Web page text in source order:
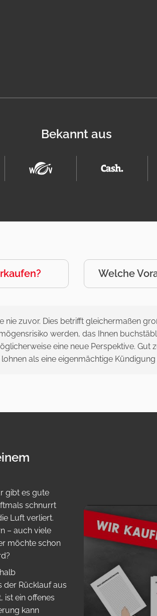
Bekannt aus
Welche
zuvor. Dies betrifft gleichermaßen
werden, das Ihnen
eine neue Perspektive. Gut
als eine eigenmächtige
gibt es gute
schnurrt
Luft verliert.
– auch viele
möchte schon
der Rücklauf aus
ist ein offenes
kann